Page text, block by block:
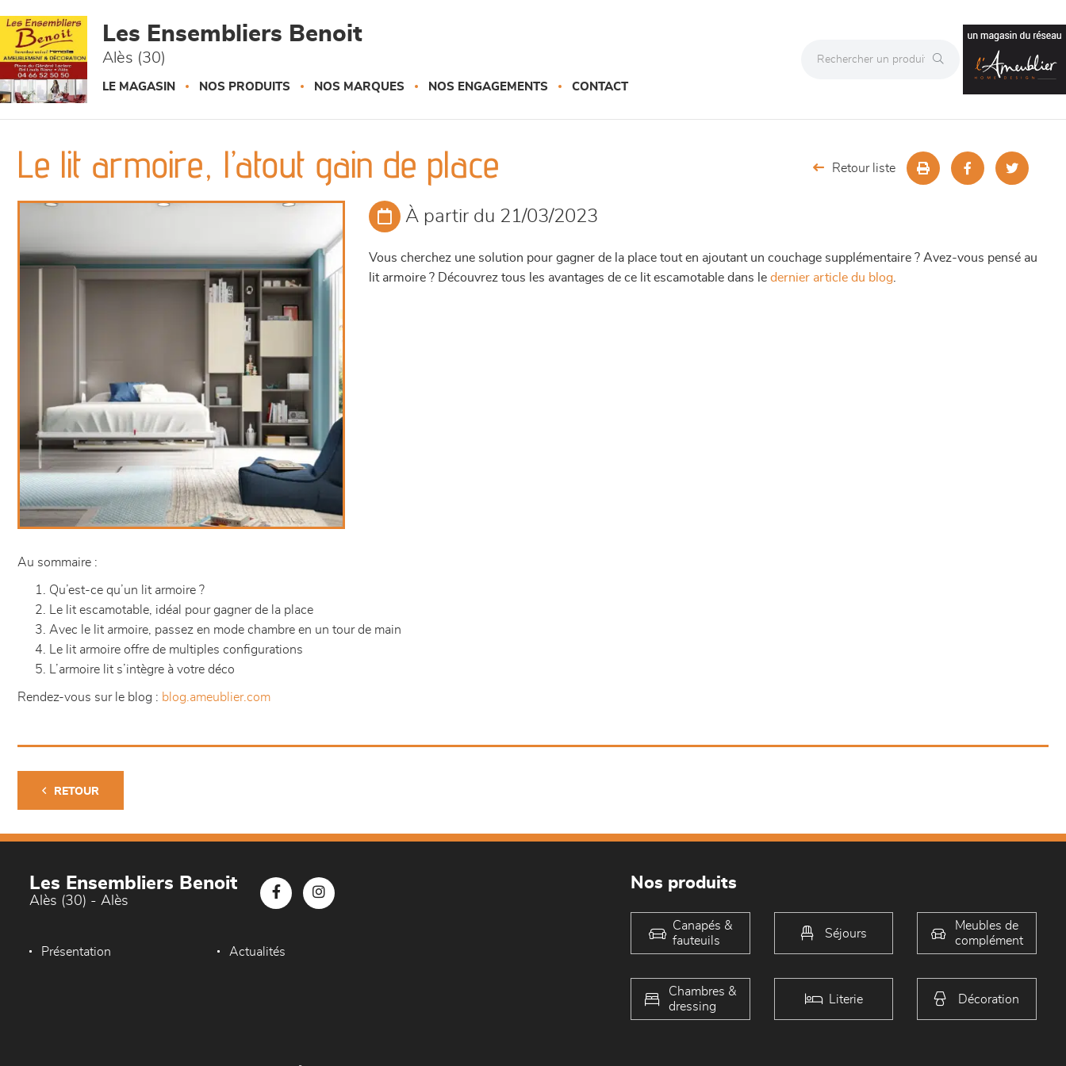
Les Ensembliers Benoit
Alès (30)
LE MAGASIN NOS PRODUITS NOS MARQUES NOS ENGAGEMENTS CONTACT
Le lit armoire, l’atout gain de place Retour liste
À partir du 21/03/2023
Vous cherchez une solution pour gagner de la place tout en ajoutant un couchage supplémentaire ? Avez-vous pensé au
lit armoire ? Découvrez tous les avantages de ce lit escamotable dans ledernier article du blog
Au sommaire :
Qu’est-ce qu’un lit armoire ?
Le lit escamotable, idéal pour gagner de la place
Avec le lit armoire, passez en mode chambre en un tour de main
Le lit armoire offre de multiples configurations
L’armoire lit s’intègre à votre déco
Rendez-vous sur le blog : blog.ameublier.com
RETOUR
Les Ensembliers Benoit
Alès (30) - Alès
Présentation Actualités
Nos produits
Canapés &
fauteuils
Séjours
Meubles de
complément
Chambres &
dressing
Literie Décoration